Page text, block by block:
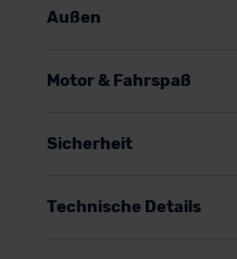
Außen
Motor & Fahrspaß
Sicherheit
Technische Details